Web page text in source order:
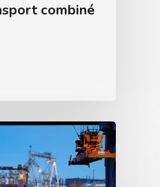
combiné